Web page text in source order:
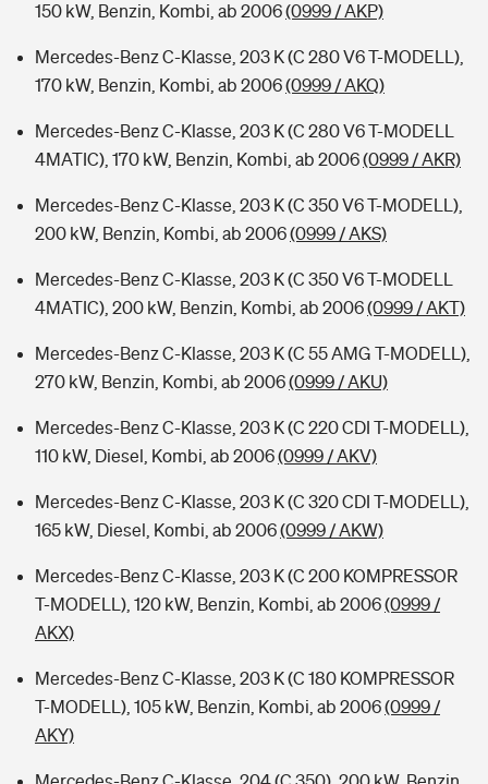
150 kW, Benzin, Kombi, ab 2006(0999 / AKP)
Mercedes-Benz C-Klasse, 203 K (C 280 V6 T-MODELL),
170 kW, Benzin, Kombi, ab 2006(0999 / AKQ)
Mercedes-Benz C-Klasse, 203 K (C 280 V6 T-MODELL
4MATIC), 170 kW, Benzin, Kombi, ab 2006(0999 / AKR)
Mercedes-Benz C-Klasse, 203 K (C 350 V6 T-MODELL),
200 kW, Benzin, Kombi, ab 2006(0999 / AKS)
Mercedes-Benz C-Klasse, 203 K (C 350 V6 T-MODELL
4MATIC), 200 kW, Benzin, Kombi, ab 2006(0999 / AKT)
Mercedes-Benz C-Klasse, 203 K (C 55 AMG T-MODELL),
270 kW, Benzin, Kombi, ab 2006(0999 / AKU)
Mercedes-Benz C-Klasse, 203 K (C 220 CDI T-MODELL),
110 kW, Diesel, Kombi, ab 2006(0999 / AKV)
Mercedes-Benz C-Klasse, 203 K (C 320 CDI T-MODELL),
165 kW, Diesel, Kombi, ab 2006(0999 / AKW)
Mercedes-Benz C-Klasse, 203 K (C 200 KOMPRESSOR
T-MODELL), 120 kW, Benzin, Kombi, ab 2006(0999 /
AKX)
Mercedes-Benz C-Klasse, 203 K (C 180 KOMPRESSOR
T-MODELL), 105 kW, Benzin, Kombi, ab 2006(0999 /
AKY)